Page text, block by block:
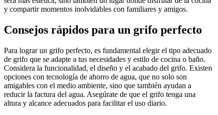
y compartir momentos inolvidables con familiares y amigos.
Consejos rápidos para un grifo perfecto
Para lograr un grifo perfecto, es fundamental elegir el tipo adecuado
de grifo que se adapte a tus necesidades y estilo de cocina o baño.
Considera la funcionalidad, el diseño y el acabado del grifo. Existen
opciones con tecnología de ahorro de agua, que no solo son
amigables con el medio ambiente, sino que también ayudan a
reducir la factura del agua. Asegúrate de que el grifo tenga una
altura y alcance adecuados para facilitar el uso diario.